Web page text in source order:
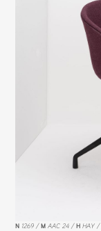
N 1269 M AAC 24 H HAY